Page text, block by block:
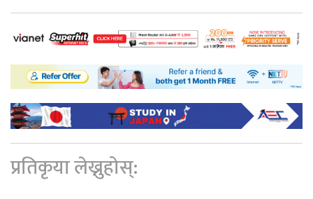
प्रतिकृया लेख्नुहोस्: